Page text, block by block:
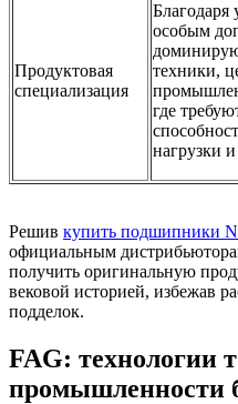
Продуктовая
специализация
особым
техники,
где
нагрузки
Решив купить подшипники
официальным
получить оригинальную
вековой историей, избежав
подделок.
FAG: технологии
промышленности